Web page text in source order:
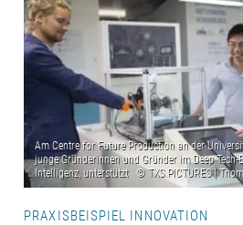
PRAXISBEISPIEL INNOVATION